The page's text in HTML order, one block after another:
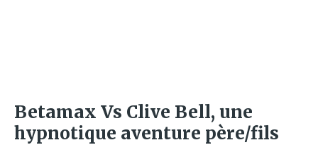
Betamax Vs Clive Bell, une
hypnotique aventure père/fils